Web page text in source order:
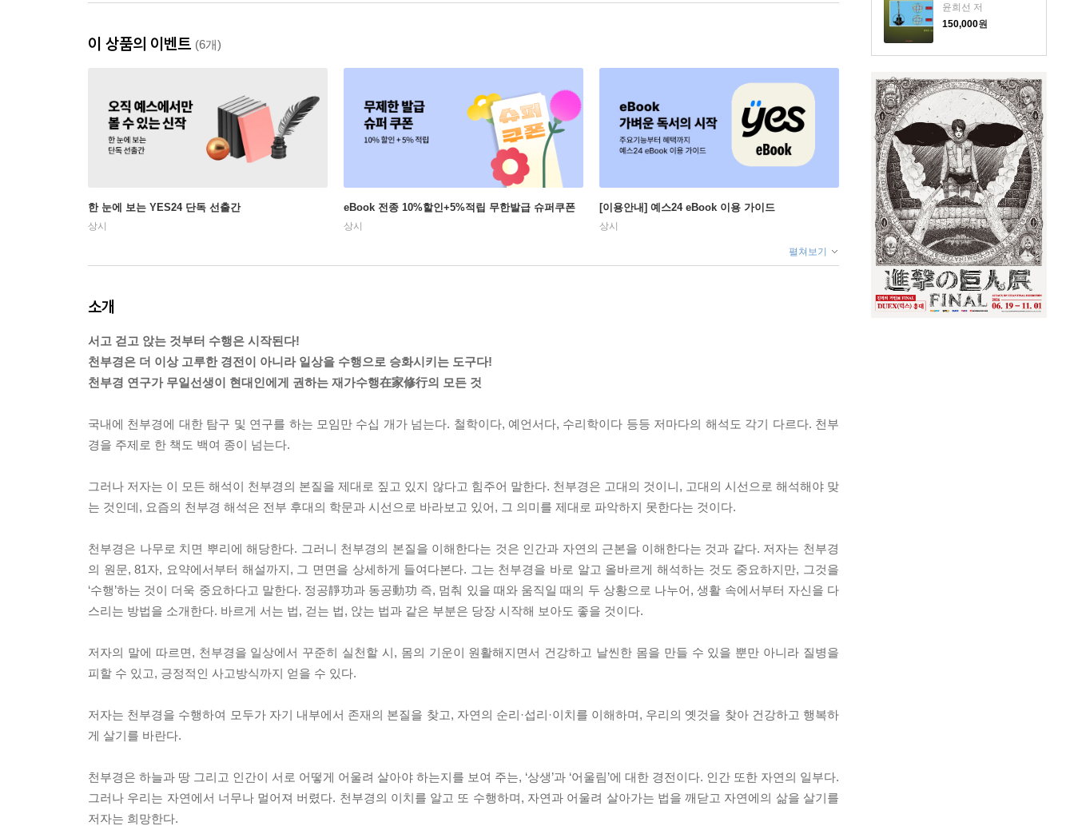
윤희선 저
150,000원
이 상품의 이벤트 (6개)
한 눈에 보는 YES24 단독 선출간
상시
eBook 전종 10%할인+5%적립 무한발급 슈퍼쿠폰
상시
[이용안내] 예스24 eBook 이용 가이드
상시
펼쳐보기
소개
서고 걷고 앉는 것부터 수행은 시작된다!
천부경은 더 이상 고루한 경전이 아니라 일상을 수행으로 승화시키는 도구다!
천부경 연구가 무일선생이 현대인에게 권하는 재가수행在家修行의 모든 것
국내에 천부경에 대한 탐구 및 연구를 하는 모임만 수십 개가 넘는다. 철학이다, 예언서다, 수리학이다 등등 저마다의 해석도 각기 다르다. 천부
경을 주제로 한 책도 백여 종이 넘는다.
그러나 저자는 이 모든 해석이 천부경의 본질을 제대로 짚고 있지 않다고 힘주어 말한다. 천부경은 고대의 것이니, 고대의 시선으로 해석해야 맞
는 것인데, 요즘의 천부경 해석은 전부 후대의 학문과 시선으로 바라보고 있어, 그 의미를 제대로 파악하지 못한다는 것이다.
천부경은 나무로 치면 뿌리에 해당한다. 그러니 천부경의 본질을 이해한다는 것은 인간과 자연의 근본을 이해한다는 것과 같다. 저자는 천부경
의 원문, 81자, 요약에서부터 해설까지, 그 면면을 상세하게 들여다본다. 그는 천부경을 바로 알고 올바르게 해석하는 것도 중요하지만, 그것을
‘수행’하는 것이 더욱 중요하다고 말한다. 정공靜功과 동공動功 즉, 멈춰 있을 때와 움직일 때의 두 상황으로 나누어, 생활 속에서부터 자신을 다
스리는 방법을 소개한다. 바르게 서는 법, 걷는 법, 앉는 법과 같은 부분은 당장 시작해 보아도 좋을 것이다.
저자의 말에 따르면, 천부경을 일상에서 꾸준히 실천할 시, 몸의 기운이 원활해지면서 건강하고 날씬한 몸을 만들 수 있을 뿐만 아니라 질병을
피할 수 있고, 긍정적인 사고방식까지 얻을 수 있다.
저자는 천부경을 수행하여 모두가 자기 내부에서 존재의 본질을 찾고, 자연의 순리·섭리·이치를 이해하며, 우리의 옛것을 찾아 건강하고 행복하
게 살기를 바란다.
천부경은 하늘과 땅 그리고 인간이 서로 어떻게 어울려 살아야 하는지를 보여 주는, ‘상생’과 ‘어울림’에 대한 경전이다. 인간 또한 자연의 일부다.
그러나 우리는 자연에서 너무나 멀어져 버렸다. 천부경의 이치를 알고 또 수행하며, 자연과 어울려 살아가는 법을 깨닫고 자연에의 삶을 살기를
저자는 희망한다.